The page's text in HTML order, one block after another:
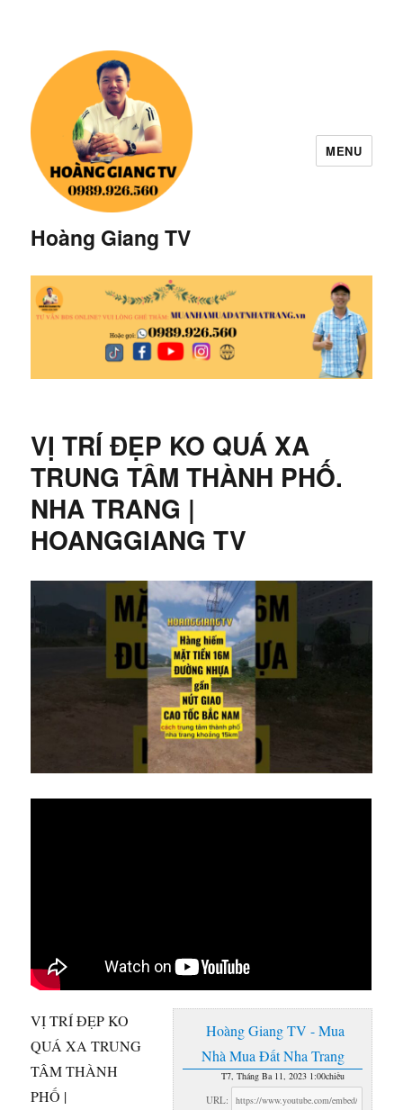
Hoàng Giang TV
MENU
VỊ TRÍ ĐẸP KO QUÁ XA
TRUNG TÂM THÀNH PHỐ.
NHA TRANG |
HOANGGIANG TV
Hoàng Giang TV - Mua
Nhà Mua Đất Nha Trang
T7, Tháng Ba 11, 2023 1:00chiều
URL:
VỊ TRÍ ĐẸP KO
QUÁ XA TRUNG
TÂM THÀNH
PHỐ |